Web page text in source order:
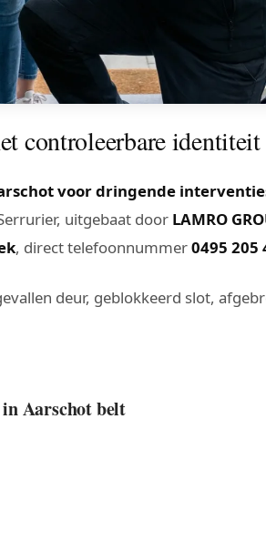
controleerbare identiteit
voor dringende
uitgebaat door LAMRO
, direct telefoonnummer0495 205
deur, geblokkeerd slot,
Aarschot belt